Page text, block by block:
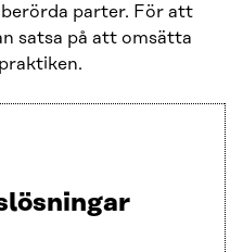
parter. För att
satsa på att omsätta